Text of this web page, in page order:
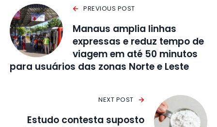
PREVIOUS POST
Manaus amplia linhas
expressas e reduz tempo de
viagem em até 50 minutos
para usuários das zonas Norte e Leste
NEXT POST
Estudo contesta suposto